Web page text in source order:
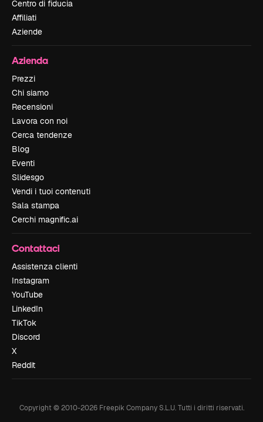
Centro di fiducia
Affiliati
Aziende
Azienda
Prezzi
Chi siamo
Recensioni
Lavora con noi
Cerca tendenze
Blog
Eventi
Slidesgo
Vendi i tuoi contenuti
Sala stampa
Cerchi magnific.ai
Contattaci
Assistenza clienti
Instagram
YouTube
LinkedIn
TikTok
Discord
X
Reddit
Copyright © 2010-2026Freepik Company S.L.U. Tutti i diritti riservati.